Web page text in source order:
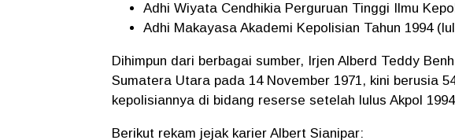
Adhi Wiyata Cendhikia Perguruan Tinggi Ilmu
Adhi Makayasa Akademi Kepolisian Tahun 1994
Dihimpun dari berbagai sumber, Irjen Alberd Teddy
Sumatera Utara pada 14 November 1971, kini berusia
kepolisiannya di bidang reserse setelah lulus Akpol
Berikut rekam jejak karier Albert Sianipar: